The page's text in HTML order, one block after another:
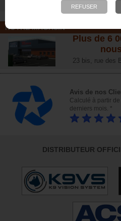
NOTRE MAGASIN
Plus de 6
23 bis, rue des
Avis de nos
Calculé à partir
derniers mois. *
DISTRIBUTEUR